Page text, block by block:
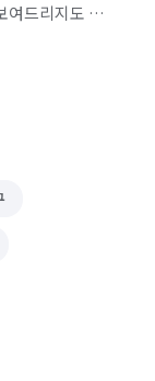
여드리지도
집니다.
어 서비스를
제거 및 탈취 +
법인
드립니다."